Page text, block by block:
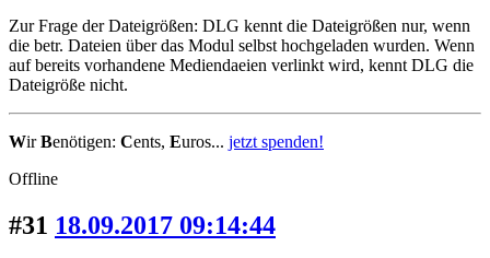
Zur Frage der Dateigrößen: DLG kennt die Dateigrößen nur, wenn
die betr. Dateien über das Modul selbst hochgeladen wurden. Wenn
auf bereits vorhandene Mediendaeien verlinkt wird, kennt DLG die
Dateigröße nicht.
WirBenötigen: Cents, Euros... jetzt spenden!
Offline
#31 18.09.2017 09:14:44